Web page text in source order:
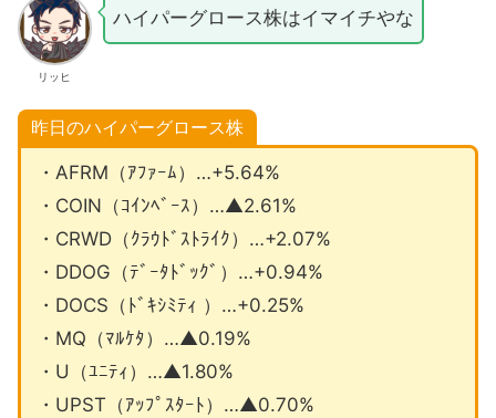
リッヒ
ハイパーグロース株はイマイチやな
昨日のハイパーグロース株
・AFRM（ｱﾌｧｰﾑ）…+5.64%
・COIN（ｺｲﾝﾍﾞｰｽ）…▲2.61%
・CRWD（ｸﾗｳﾄﾞｽﾄﾗｲｸ）…+2.07%
・DDOG（ﾃﾞｰﾀﾄﾞｯｸﾞ）…+0.94%
・DOCS（ﾄﾞｷｼﾐﾃｨ ）…+0.25%
・MQ（ﾏﾙｹﾀ）…▲0.19%
・U（ﾕﾆﾃｨ）…▲1.80%
・UPST（ｱｯﾌﾟｽﾀｰﾄ）…▲0.70%